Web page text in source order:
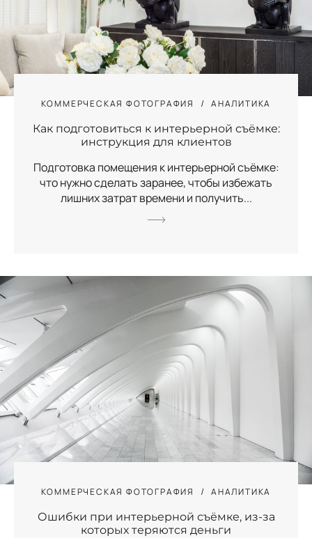
КОММЕРЧЕСКАЯ ФОТОГРАФИЯ АНАЛИТИКА
Как подготовиться к интерьерной съёмке:
инструкция для клиентов
Подготовка помещения к интерьерной съёмке:
что нужно сделать заранее, чтобы избежать
лишних затрат времени и получить...
КОММЕРЧЕСКАЯ ФОТОГРАФИЯ АНАЛИТИКА
Ошибки при интерьерной съёмке, из-за
которых теряются деньги